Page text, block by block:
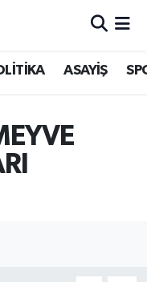
ASAYİŞ